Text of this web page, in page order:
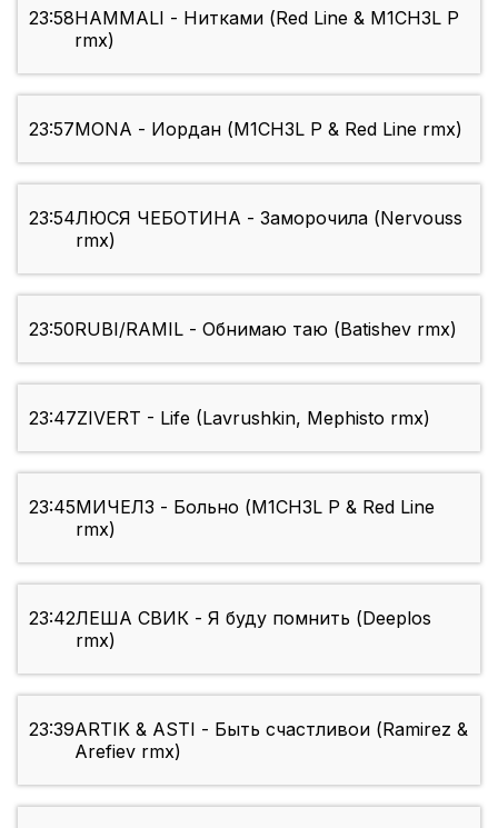
23:58HAMMALI - Нитками (Red Line & M1CH3L P
rmx)
23:57MONA - Иордан (M1CH3L P & Red Line rmx)
23:54ЛЮСЯ ЧЕБОТИНА - Заморочила (Nervouss
rmx)
23:50RUBI/RAMIL - Обнимаю таю (Batishev rmx)
23:47ZIVERT - Life (Lavrushkin, Mephisto rmx)
23:45МИЧЕЛЗ - Больно (M1CH3L P & Red Line
rmx)
23:42ЛЕША СВИК - Я буду помнить (Deeplos
rmx)
23:39ARTIK & ASTI - Быть счастливои (Ramirez &
Arefiev rmx)